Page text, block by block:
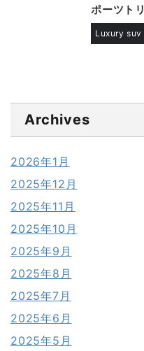
ポーツト
Luxury suv
Archives
2026年1月
2025年12月
2025年11月
2025年10月
2025年9月
2025年8月
2025年7月
2025年6月
2025年5月